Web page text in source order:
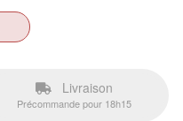
Livraison
Précommande pour 18h15